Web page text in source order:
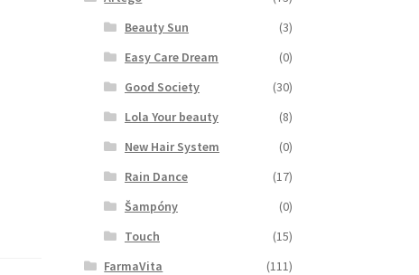
Beauty Sun
(3)
Easy Care Dream
(0)
Good Society
(30)
Lola Your beauty
(8)
New Hair System
(0)
Rain Dance
(17)
Šampóny
(0)
Touch
(15)
FarmaVita
(111)